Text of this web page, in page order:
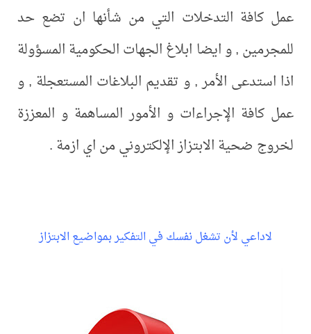
عمل كافة التدخلات التي من شأنها ان تضع حد
للمجرمين , و ايضا ابلاغ الجهات الحكومية المسؤولة
اذا استدعى الأمر , و تقديم البلاغات المستعجلة , و
عمل كافة الإجراءات و الأمور المساهمة و المعززة
لخروج ضحية الابتزاز الإلكتروني من اي ازمة .
لاداعي لأن تشغل نفسك في التفكير بمواضيع الابتزاز